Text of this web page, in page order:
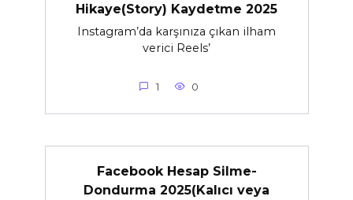
Hikaye(Story) Kaydetme 2025
Instagram’da karşınıza çıkan ilham
verici Reels’
1 0
Facebook Hesap Silme-
Dondurma 2025(Kalıcı veya